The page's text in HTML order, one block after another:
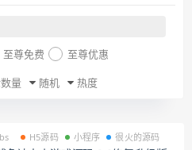
至尊免费
至尊优惠
量 随机 热度
H5源码 小程序 很火的源码